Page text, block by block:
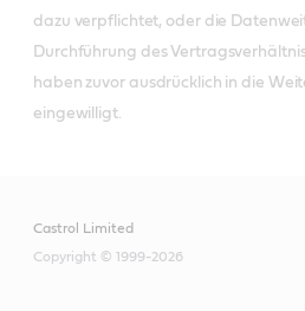
dazu verpflichtet, oder die
Durchführung des
haben zuvor ausdrücklich in die
eingewilligt.
Castrol Limited
Copyright © 1999-2026